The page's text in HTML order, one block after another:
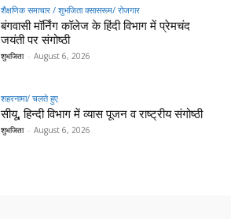
शैक्षणिक समाचार / शुभजिता क्सासरूम/ रोजगार
बंगवासी मॉर्निंग कॉलेज के हिंदी विभाग में प्रेमचंद
जयंती पर संगोष्ठी
शुभजिता - August 6, 2026
शहरनामा/ चलते हुए
सीयू, हिन्दी विभाग में व्यास पूजन व राष्ट्रीय संगोष्ठी
शुभजिता - August 6, 2026